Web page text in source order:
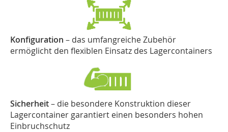
Konfiguration – das umfangreiche Zubehör
ermöglicht den flexiblen Einsatz des Lagercontainers
Sicherheit– die besondere Konstruktion dieser
Lagercontainer garantiert einen besonders hohen
Einbruchschutz